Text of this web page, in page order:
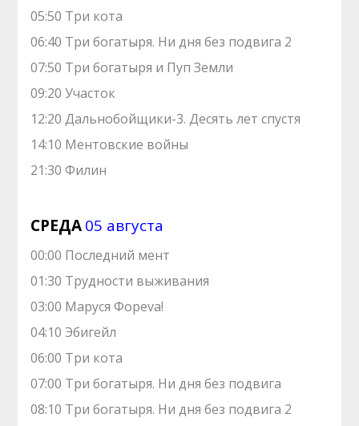
05:50 Три кота
06:40 Три богатыря. Ни дня без подвига 2
07:50 Три богатыря и Пуп Земли
09:20 Участок
12:20 Дальнобойщики-3. Десять лет спустя
14:10 Ментовские войны
21:30 Филин
СРЕДА05 августа
00:00 Последний мент
01:30 Трудности выживания
03:00 Маруся Фореva!
04:10 Эбигейл
06:00 Три кота
07:00 Три богатыря. Ни дня без подвига
08:10 Три богатыря. Ни дня без подвига 2